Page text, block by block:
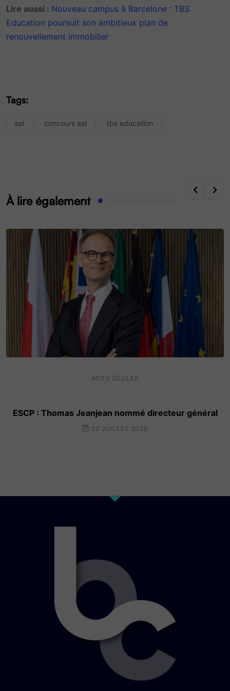
Lire aussi : Nouveau campus à Barcelone : TBS
Education poursuit son ambitieux plan de
renouvellement immobilier
Tags:
ast concours ast tbs education
À lire également
ACTU ÉCOLES
ESCP : Thomas Jeanjean nommé directeur général
22 JUILLET 2026